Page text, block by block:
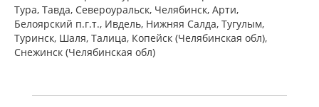
Олофтадин ЭКО Аннул. (капли
глазные 1 мг/мл 5 мл № 1 фл.)
Варшавский фармацевтический
завод Польфа АО Польша
Тура, Тавда, Североуральск, Челябинск, Арти,
Белоярский п.г.т., Ивдель, Нижняя Салда, Тугулым,
Туринск, Шаля, Талица, Копейск (Челябинская обл),
Снежинск (Челябинская обл)